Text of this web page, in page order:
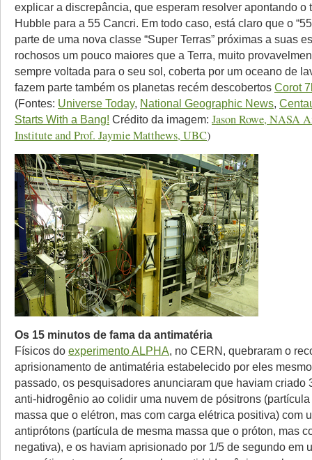
explicar a discrepância, que esperam resolver apontando o
Hubble para a 55 Cancri. Em todo caso, está claro que o
parte de uma nova classe “Super Terras” próximas a suas
rochosos um pouco maiores que a Terra, muito
sempre voltada para o seu sol, coberta por um oceano de
fazem parte também os planetas recém descobertos Corot
(Fontes: Universe Today, National Geographic News,
Starts With a Bang! Crédito da imagem: Jason Rowe, NASA
Institute and Prof. Jaymie Matthews, UBC)
Os 15 minutos de fama da antimatéria
Físicos do experimento ALPHA, no CERN, quebraram o
aprisionamento de antimatéria estabelecido por eles
passado, os pesquisadores anunciaram que haviam criado
anti-hidrogênio ao colidir uma nuvem de pósitrons
massa que o elétron, mas com carga elétrica positiva) com
antiprótons (partícula de mesma massa que o próton, mas
negativa), e os haviam aprisionado por 1/5 de segundo em